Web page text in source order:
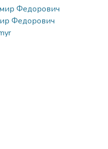
Федорович
Федорович